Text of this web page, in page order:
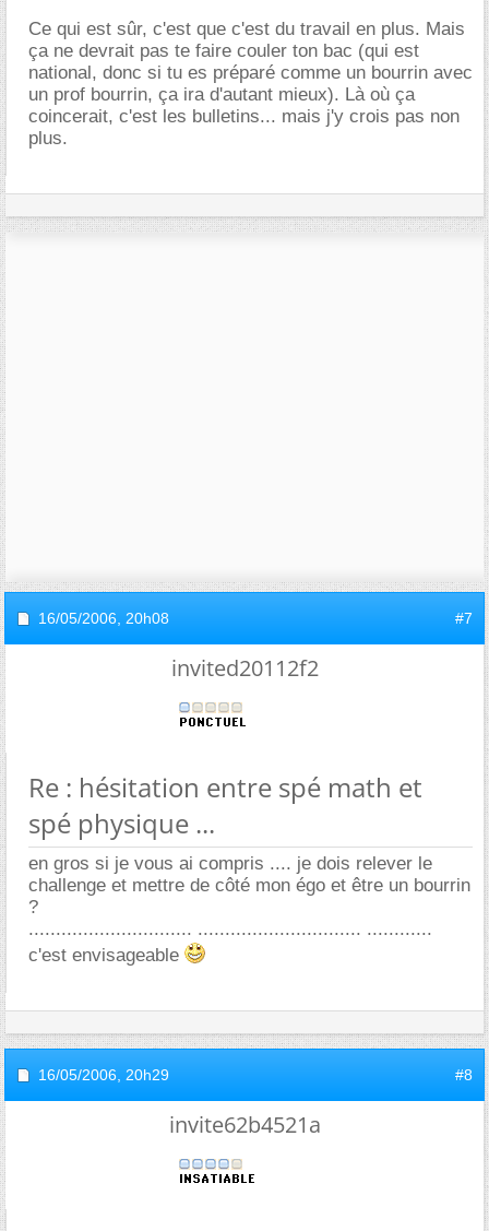
Ce qui est sûr, c'est que c'est du travail en plus. Mais
ça ne devrait pas te faire couler ton bac (qui est
national, donc si tu es préparé comme un bourrin avec
un prof bourrin, ça ira d'autant mieux). Là où ça
coincerait, c'est les bulletins... mais j'y crois pas non
plus.
16/05/2006, 20h08 #7
invited20112f2
Re : hésitation entre spé math et
spé physique ...
en gros si je vous ai compris .... je dois relever le
challenge et mettre de côté mon égo et être un bourrin
?
.............................. .............................. ............
c'est envisageable
16/05/2006, 20h29 #8
invite62b4521a